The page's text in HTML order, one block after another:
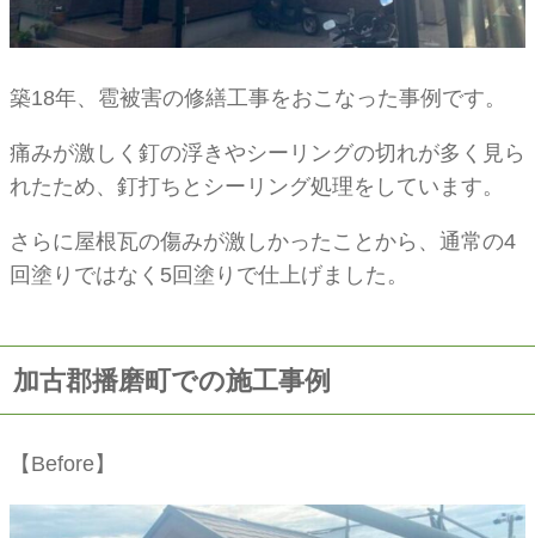
築18年、雹被害の修繕工事をおこなった事例です。
痛みが激しく釘の浮きやシーリングの切れが多く見ら
れたため、釘打ちとシーリング処理をしています。
さらに屋根瓦の傷みが激しかったことから、通常の4
回塗りではなく5回塗りで仕上げました。
加古郡播磨町での施工事例
【Before】